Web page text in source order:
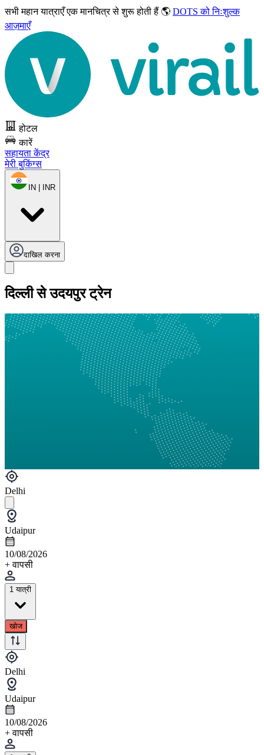
सभी महान यात्राएँएक मानचित्र से शुरू होती हैं 🌎 DOTS को निःशुल्क
आज़माएँ
होटल
कारें
सहायता केंद्र
मेरी बुकिंग्स
IN | INR
दाखिल करना
दिल्ली से उदयपुर ट्रेन
Delhi
Udaipur
10/08/2026
+ वापसी
1 यात्री
खोज
Delhi
Udaipur
10/08/2026
+ वापसी